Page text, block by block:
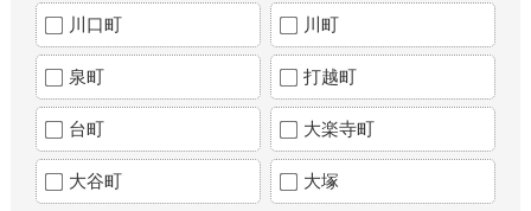
川口町 川町
泉町 打越町
台町 大楽寺町
大谷町 大塚